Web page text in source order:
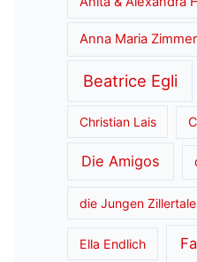
Anna Maria
Beatrice Egli
Christian Lais
Die Amigos
die Jungen
Ella Endlich